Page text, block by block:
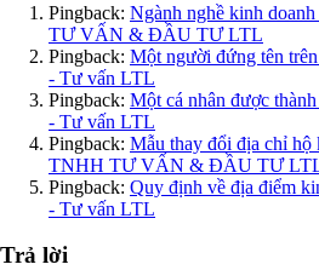
Pingback: Ngành nghề kinh
TƯ VẤN & ĐẦU TƯ LTL
Pingback: Một người đứng tên
- Tư vấn LTL
Pingback: Một cá nhân được
- Tư vấn LTL
Pingback: Mẫu thay đổi địa chỉ
TNHH TƯ VẤN & ĐẦU TƯ
Pingback: Quy định về địa điểm
- Tư vấn LTL
Trả lời